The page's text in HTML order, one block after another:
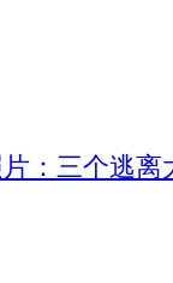
：三个逃